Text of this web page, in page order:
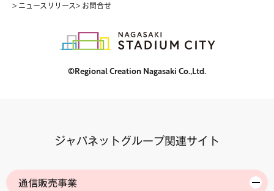
> ニュースリリース> お問合せ
©Regional Creation Nagasaki Co.,Ltd.
ジャパネットグループ関連サイト
通信販売事業